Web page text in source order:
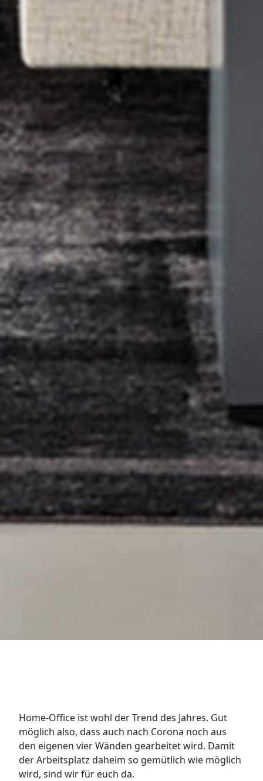
Home-Office ist wohl der Trend des Jahres. Gut
möglich also, dass auch nach Corona noch aus
den eigenen vier Wänden gearbeitet wird. Damit
der Arbeitsplatz daheim so gemütlich wie möglich
wird, sind wir für euch da.